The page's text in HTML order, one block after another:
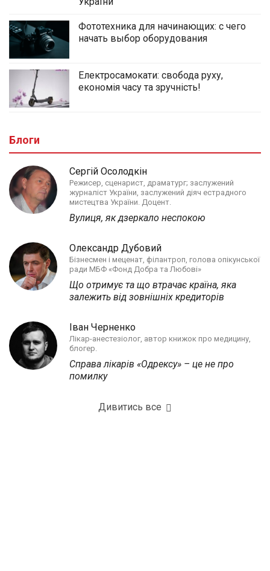
Фототехника для начинающих: с чего
начать выбор оборудования
Електросамокати: свобода руху,
економія часу та зручність!
Блоги
Сергій Осолодкін
Режисер, сценарист, драматург; заслужений
журналіст України, заслужений діяч естрадного
мистецтва України. Доцент.
Вулиця, як дзеркало неспокою
Олександр Дубовий
Бізнесмен і меценат, філантроп, голова опікунської
ради МБФ «Фонд Добра та Любові»
Що отримує та що втрачає країна, яка
залежить від зовнішніх кредиторів
Іван Черненко
Лікар-анестезіолог, автор книжок про медицину,
блогер.
Справа лікарів «Одрексу» – це не про
помилку
Дивитись все